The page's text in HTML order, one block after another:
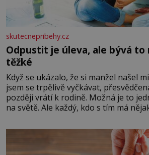
skutecnepribehy.cz
Odpustit je úleva, ale bývá to
těžké
Když se ukázalo, že si manžel našel
jsem se trpělivě vyčkávat,
později vrátí k rodině. Možná je to
na světě. Ale každý, kdo s tím má
Když se ke mně doneslo, že si